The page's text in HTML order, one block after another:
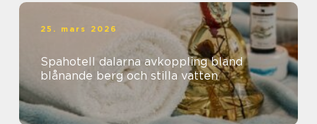
25. mars 2026
Spahotell dalarna avkoppling bland
blånande berg och stilla vatten